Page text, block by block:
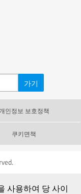
개인정보 보호정책
쿠키면책
사용하여 당 사이